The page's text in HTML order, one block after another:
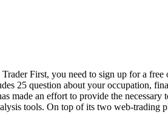
First, you need to sign up for a
25 question about your occupation,
made an effort to provide the necessary
tools. On top of its two web-